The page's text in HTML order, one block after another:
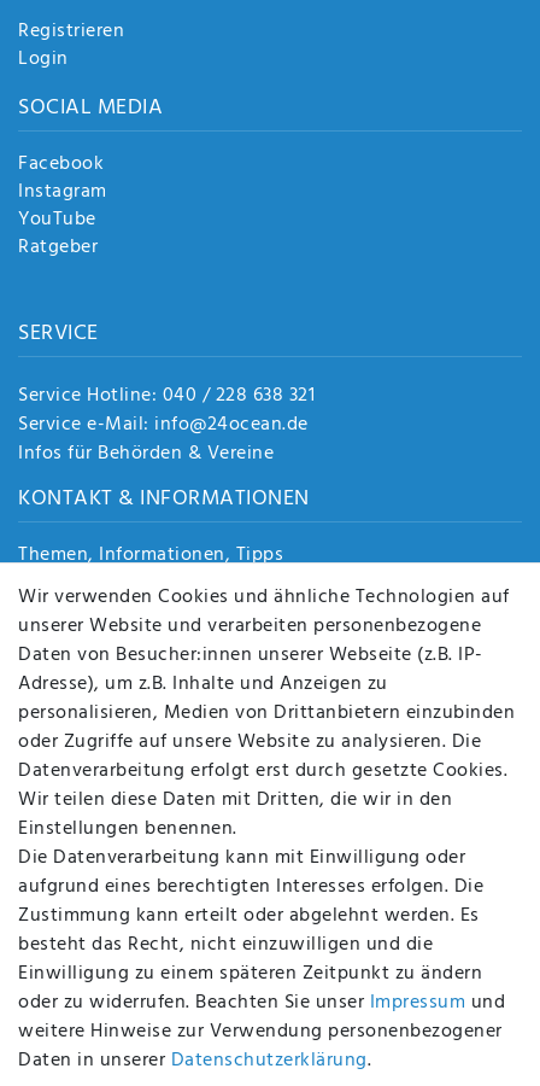
Registrieren
Login
SOCIAL MEDIA
Facebook
Instagram
YouTube
Ratgeber
SERVICE
Service Hotline: 040 / 228 638 321
Service e-Mail: info@24ocean.de
Infos für Behörden & Vereine
KONTAKT & INFORMATIONEN
Themen, Informationen, Tipps
Jobs
Über uns
Kontakt
Datenschutz
AGB
FAQ
Batterieentsorgung
Altölverordnung
Impressum
BEQUEM UND SICHER BEZAHLEN MIT
BEI UNS SIND SIE SICHER!
Wir verwenden Cookies und ähnliche Technologien auf
unserer Website und verarbeiten personenbezogene
Daten von Besucher:innen unserer Webseite (z.B. IP-
Adresse), um z.B. Inhalte und Anzeigen zu
personalisieren, Medien von Drittanbietern einzubinden
oder Zugriffe auf unsere Website zu analysieren. Die
Datenverarbeitung erfolgt erst durch gesetzte Cookies.
Wir teilen diese Daten mit Dritten, die wir in den
Einstellungen benennen.
Die Datenverarbeitung kann mit Einwilligung oder
aufgrund eines berechtigten Interesses erfolgen. Die
Zustimmung kann erteilt oder abgelehnt werden. Es
besteht das Recht, nicht einzuwilligen und die
Einwilligung zu einem späteren Zeitpunkt zu ändern
oder zu widerrufen. Beachten Sie unser Impressum und
weitere Hinweise zur Verwendung personenbezogener
Daten in unserer Daten­schutz­erklärung.